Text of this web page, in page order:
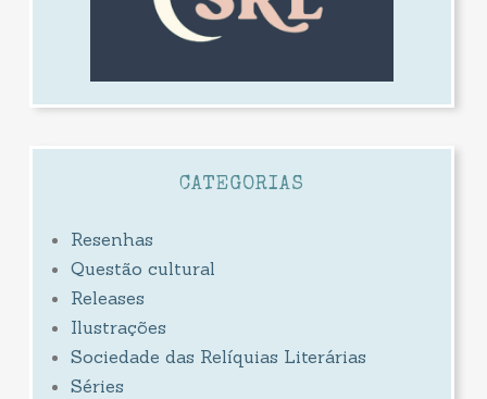
CATEGORIAS
Resenhas
Questão cultural
Releases
Ilustrações
Sociedade das Relíquias Literárias
Séries